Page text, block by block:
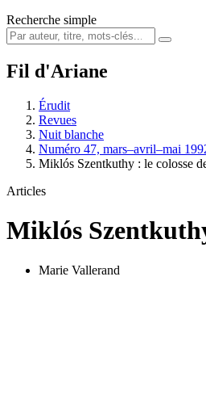
Recherche simple
Fil d'Ariane
Érudit
Revues
Nuit blanche
Numéro 47, mars–avril–mai
Miklós Szentkuthy : le colosse
Articles
Miklós
Marie Vallerand